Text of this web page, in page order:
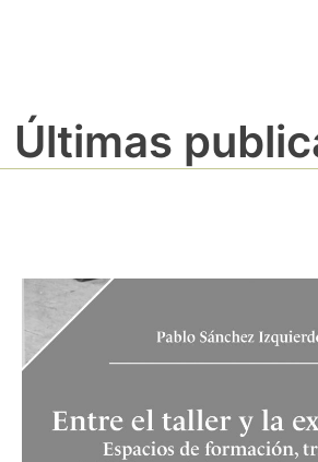
Últimas